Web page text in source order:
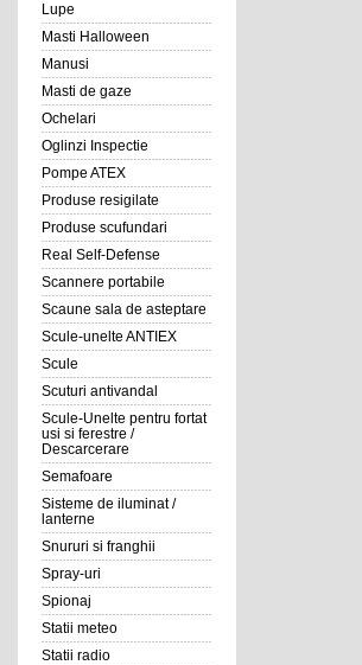
Lupe
Masti Halloween
Manusi
Masti de gaze
Ochelari
Oglinzi Inspectie
Pompe ATEX
Produse resigilate
Produse scufundari
Real Self-Defense
Scannere portabile
Scaune sala de asteptare
Scule-unelte ANTIEX
Scule
Scuturi antivandal
Scule-Unelte pentru fortat
usi si ferestre /
Descarcerare
Semafoare
Sisteme de iluminat /
lanterne
Snururi si franghii
Spray-uri
Spionaj
Statii meteo
Statii radio